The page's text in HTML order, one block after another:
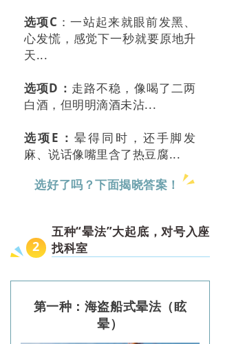
选项C ：一站起来就眼前发黑、
心发慌，感觉下一秒就要原地升
天...
选项D： 走路不稳，像喝了二两
白酒，但明明滴酒未沾...
选项E： 晕得同时，还手脚发
麻、说话像嘴里含了热豆腐...
选好了吗？下面揭晓答案！
2
五种“晕法”大起底，对号入座
找科室
第一种：海盗船式晕法（眩
晕）